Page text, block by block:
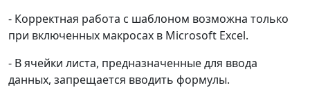
- Корректная работа с шаблоном возможна только
при включенных макросах в Microsoft Excel.
- В ячейки листа, предназначенные для ввода
данных, запрещается вводить формулы.